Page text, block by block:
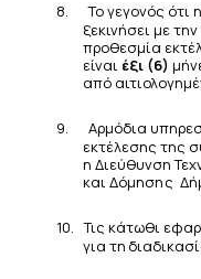
8.
Το γεγονός ότι
ξεκινήσει με
προθεσμία
είναι έξι (6)
από
9.
Αρμόδια
εκτέλεσης της
η Διεύθυνση
και Δόμησης
10. Τις κάτωθι
για τη